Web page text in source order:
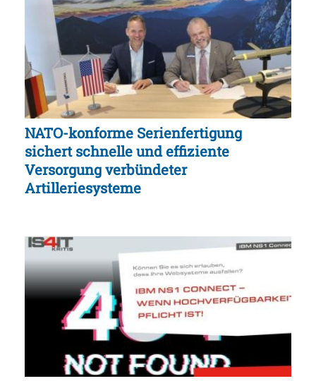
NATO-konforme Serienfertigung
sichert schnelle und effiziente
Versorgung verbündeter
Artilleriesysteme